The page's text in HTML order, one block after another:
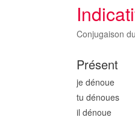
Conjugaison
Présent
je dénoue
tu dénoues
il dénoue